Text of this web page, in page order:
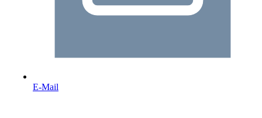
E-Mail